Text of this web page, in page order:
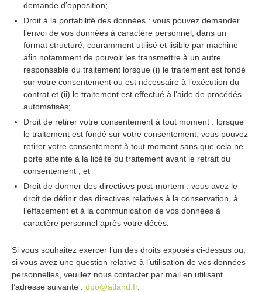
demande d’opposition;
Droit à la portabilité des données : vous pouvez demander
l’envoi de vos données à caractère personnel, dans un
format structuré, couramment utilisé et lisible par machine
afin notamment de pouvoir les transmettre à un autre
responsable du traitement lorsque (i) le traitement est fondé
sur votre consentement ou est nécessaire à l’exécution du
contrat et (ii) le traitement est effectué à l’aide de procédés
automatisés;
Droit de retirer votre consentement à tout moment : lorsque
le traitement est fondé sur votre consentement, vous pouvez
retirer votre consentement à tout moment sans que cela ne
porte atteinte à la licéité du traitement avant le retrait du
consentement ; et
Droit de donner des directives post-mortem : vous avez le
droit de définir des directives relatives à la conservation, à
l’effacement et à la communication de vos données à
caractère personnel après votre décès.
Si vous souhaitez exercer l’un des droits exposés ci-dessus ou,
si vous avez une question relative à l’utilisation de vos données
personnelles, veuillez nous contacter par mail en utilisant
l’adresse suivante : dpo@atland.fr.